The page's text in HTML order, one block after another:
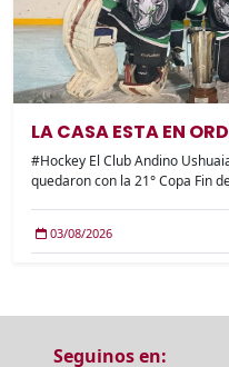
LA CASA ESTA EN
#Hockey El Club Andino
quedaron con la 21° Copa Fin
03/08/2026
Seguinos en: